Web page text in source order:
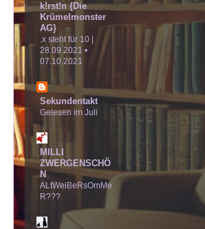
k!rst!n {Die
Krümelmonster
AG}
.x steht für 10 |
28.09.2021 •
07.10.2021
Sekundentakt
Gelesen im Juli
MILLI
ZWERGENSCHÖ
N
ALtWeiBeRsOmMe
R???